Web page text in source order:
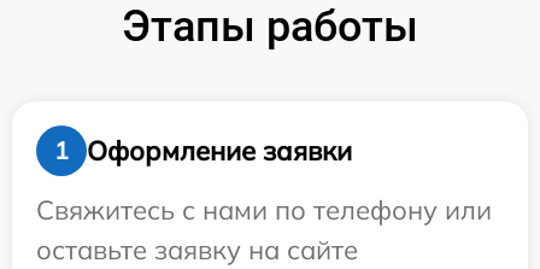
Этапы работы
1
Оформление заявки
Свяжитесь с нами по телефону или
оставьте заявку на сайте